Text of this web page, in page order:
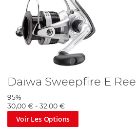
Daiwa Sweepfire E Reel
95%
30,00 € - 32,00 €
Voir Les Options